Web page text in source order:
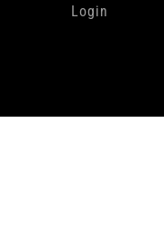
Login